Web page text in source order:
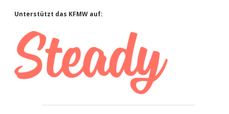
Sidebar
Unterstützt das KFMW auf: